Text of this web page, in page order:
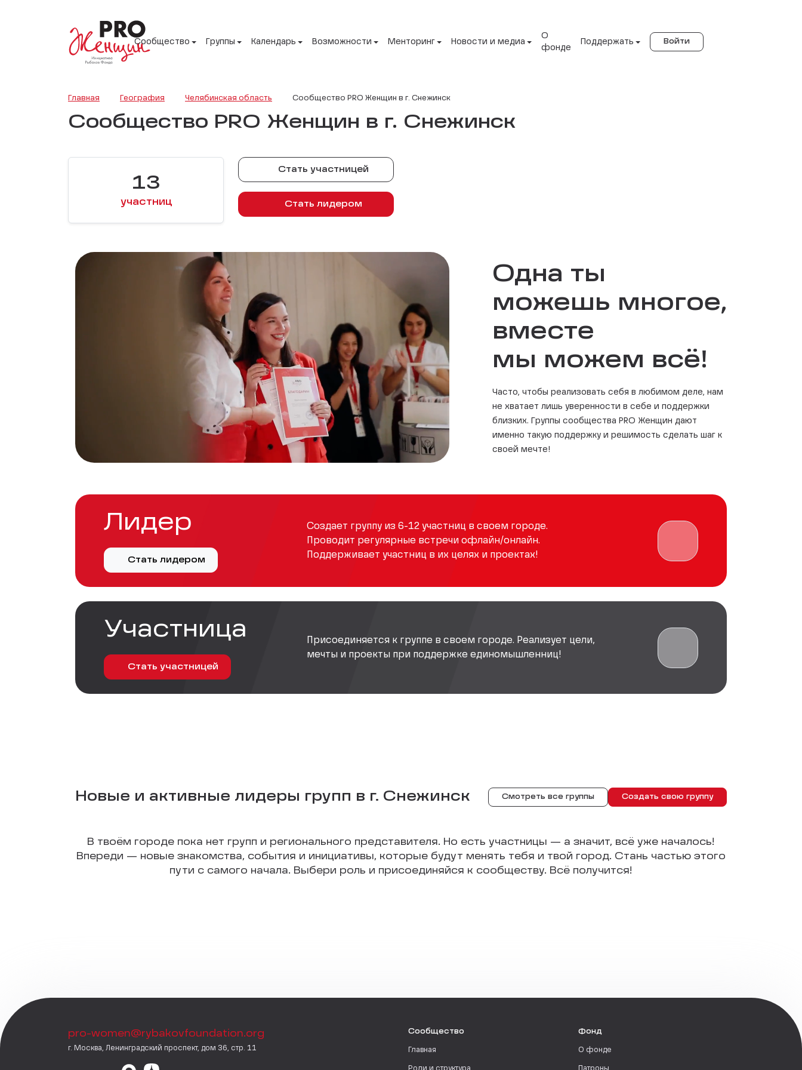
Сообщество Группы Календарь Возможности Менторинг Новости и медиа
О
фонде
Поддержать Войти
Главная География Челябинская область Сообщество PRO Женщин в г. Снежинск
Сообщество PRO Женщин в г. Снежинск
13
участниц
Стать участницей
Стать лидером
Одна ты
можешь многое,
вместе
мы можем всё!
Часто, чтобы реализовать себя в любимом деле, нам
не хватает лишь уверенности в себе и поддержки
близких. Группы сообщества PRO Женщин дают
именно такую поддержку и решимость сделать шаг к
своей мечте!
Лидер
Стать лидером
Создает группу из 6-12 участниц в своем городе.
Проводит регулярные встречи офлайн/онлайн.
Поддерживает участниц в их целях и проектах!
Участница
Стать участницей
Присоединяется к группе в своем городе. Реализует цели,
мечты и проекты при поддержке единомышленниц!
Новые и активные лидеры групп в г. Снежинск Смотреть все группы Создать свою группу
В твоём городе пока нет групп и регионального представителя. Но есть участницы — а значит, всё уже началось!
Впереди — новые знакомства, события и инициативы, которые будут менять тебя и твой город. Стань частью этого
пути с самого начала. Выбери роль и присоединяйся к сообществу. Всё получится!
pro-women@rybakovfoundation.org
г. Москва, Ленинградский проспект, дом 36, стр. 11
Сообщество
Главная
Фонд
О фонде